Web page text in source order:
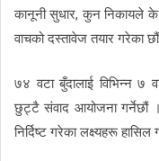
कानूनी सुधार, कुन निकायले के
वाचको दस्तावेज तयार गरेका
७४ वटा बुँदालाई विभिन्न ७
छुट्टै संवाद आयोजना
निर्दिष्ट गरेका लक्ष्यहरू